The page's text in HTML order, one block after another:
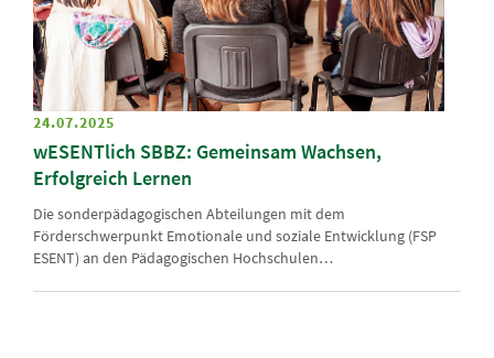
24.07.2025
wESENTlich SBBZ: Gemeinsam Wachsen,
Erfolgreich Lernen
Die sonderpädagogischen Abteilungen mit dem
Förderschwerpunkt Emotionale und soziale Entwicklung (FSP
ESENT) an den Pädagogischen Hochschulen…